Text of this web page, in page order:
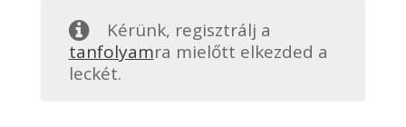
Kérünk, regisztrálj a
tanfolyamra mielőtt elkezded a
leckét.